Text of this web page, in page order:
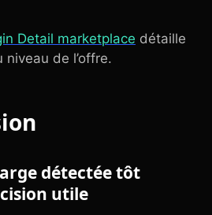
Detail marketplace détaille
niveau de l’offre.
détectée tôt
utile